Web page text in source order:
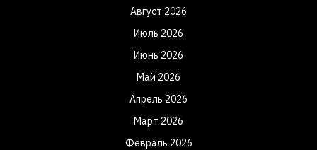
Август 2026
Июль 2026
Июнь 2026
Май 2026
Апрель 2026
Март 2026
Февраль 2026